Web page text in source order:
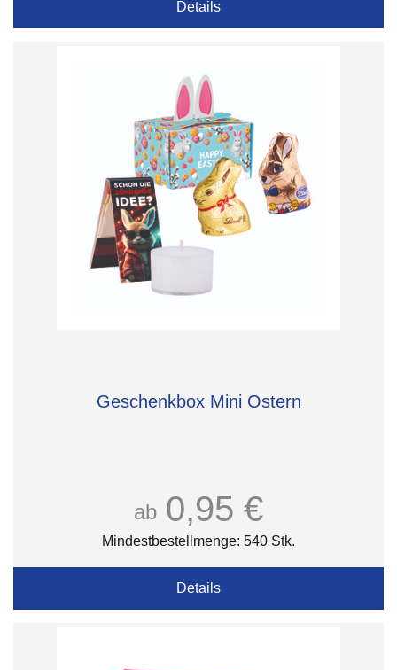
Details
Geschenkbox Mini Ostern
ab 0,95 €
Mindestbestellmenge: 540 Stk.
Details